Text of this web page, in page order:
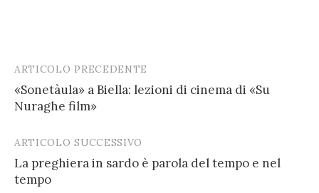
Post
navigation
ARTICOLO PRECEDENTE
«Sonetàula» a Biella: lezioni di cinema di «Su
Nuraghe film»
ARTICOLO SUCCESSIVO
La preghiera in sardo è parola del tempo e nel
tempo